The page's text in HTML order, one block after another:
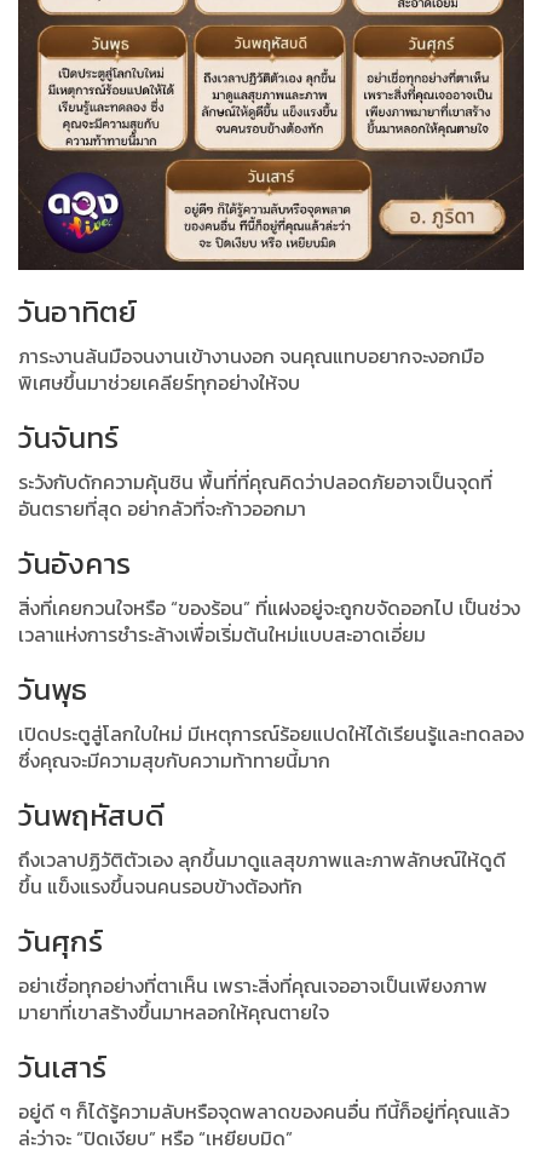
วันอาทิตย์
ภาระงานล้นมือจนงานเข้างานงอก จนคุณแทบอยากจะงอกมือ
พิเศษขึ้นมาช่วยเคลียร์ทุกอย่างให้จบ
วันจันทร์
ระวังกับดักความคุ้นชิน พื้นที่ที่คุณคิดว่าปลอดภัยอาจเป็นจุดที่
อันตรายที่สุด อย่ากลัวที่จะก้าวออกมา
วันอังคาร
สิ่งที่เคยกวนใจหรือ “ของร้อน” ที่แฝงอยู่จะถูกขจัดออกไป เป็นช่วง
เวลาแห่งการชำระล้างเพื่อเริ่มต้นใหม่แบบสะอาดเอี่ยม
วันพุธ
เปิดประตูสู่โลกใบใหม่ มีเหตุการณ์ร้อยแปดให้ได้เรียนรู้และทดลอง
ซึ่งคุณจะมีความสุขกับความท้าทายนี้มาก
วันพฤหัสบดี
ถึงเวลาปฏิวัติตัวเอง ลุกขึ้นมาดูแลสุขภาพและภาพลักษณ์ให้ดูดี
ขึ้น แข็งแรงขึ้นจนคนรอบข้างต้องทัก
วันศุกร์
อย่าเชื่อทุกอย่างที่ตาเห็น เพราะสิ่งที่คุณเจออาจเป็นเพียงภาพ
มายาที่เขาสร้างขึ้นมาหลอกให้คุณตายใจ
วันเสาร์
อยู่ดี ๆ ก็ได้รู้ความลับหรือจุดพลาดของคนอื่น ทีนี้ก็อยู่ที่คุณแล้ว
ล่ะว่าจะ “ปิดเงียบ” หรือ “เหยียบมิด”